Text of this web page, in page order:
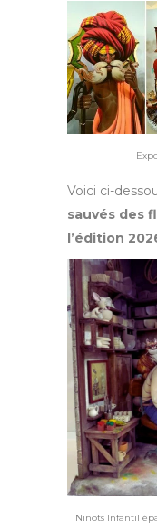
Voici ci-
sauvés des
l’édition
Ninots Infantil